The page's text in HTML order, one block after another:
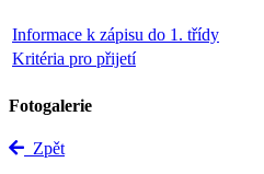
Informace k zápisu do 1. třídy
Kritéria pro přijetí
Fotogalerie
Zpět